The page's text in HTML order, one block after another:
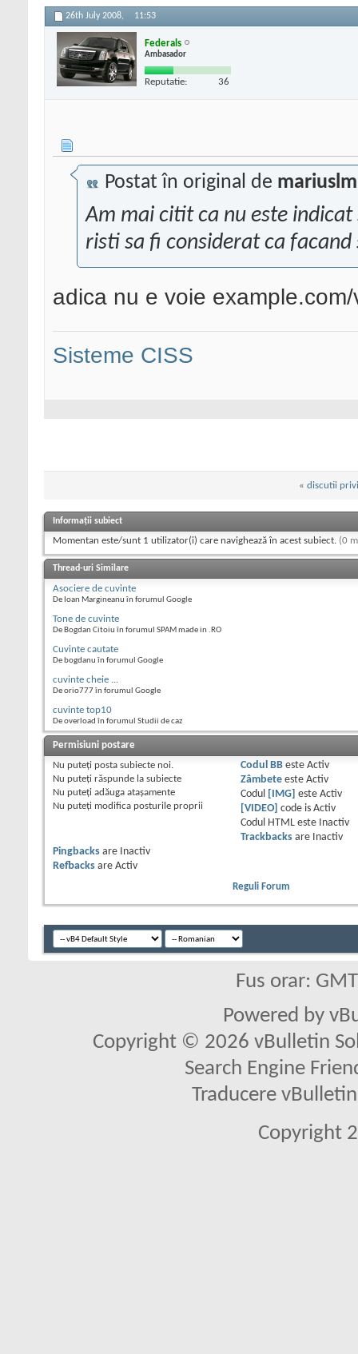
26th July 2008, 11:53
Federals
Ambasador
Reputatie: 36
Postat în original de
Am mai citit ca nu este
risti sa fi considerat ca facand
adica nu e voie
Sisteme CISS
« discutii
Informații subiect
Momentan este/sunt 1 utilizator(i) care navighează în acest subiect. (0
Thread-uri Similare
Asociere de cuvinte
De Ioan Margineanu în forumul Google
Tone de cuvinte
De Bogdan Citoiu în forumul SPAM made in .RO
Cuvinte cautate
De bogdanu în forumul Google
cuvinte cheie ...
De orio777 în forumul Google
cuvinte top10
De overload în forumul Studii de caz
Permisiuni postare
Nu puteţi posta subiecte noi.
Nu puteţi răspunde la subiecte
Nu puteţi adăuga ataşamente
Nu puteţi modifica posturile proprii
Codul BBeste Activ
Zâmbeteeste Activ
Codul
[IMG] este Activ
[VIDEO] code is Activ
Codul HTML este
Inactiv
Trackbacksare
Inactiv
Pingbacks are
Inactiv
Refbacks are Activ
Reguli Forum
Fus orar:
Powered by
Copyright © 2026 vBulletin
Search Engine
Traducere
Copyright